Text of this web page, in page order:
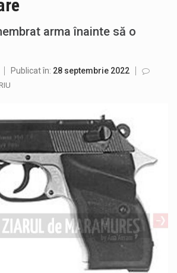
Vremea va fi caniculară. Disconfortul termic va fi accentuat, iar indicele temperatură-umezeală (ITU) va depăși pragul critic de 80 de…
A fost finalizat proiectul care prevede un nou spatiu de joacă pentru copiii din localitatea Tulghieș. Primarul comunei Miresu Mare,…
arma înainte să o
Publicat în: 28 septembrie 2022